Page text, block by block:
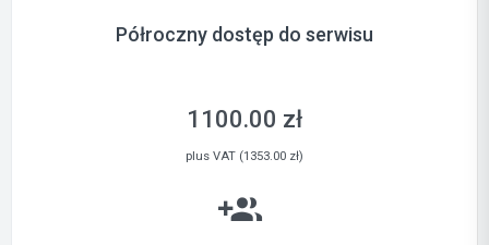
Półroczny dostęp do serwisu
1100.00 zł
plus VAT (1353.00 zł)